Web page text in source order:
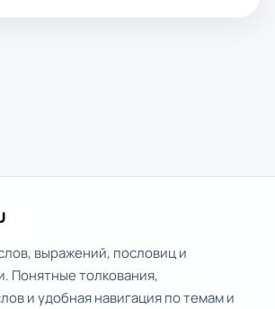
выражений, пословиц и
Понятные толкования,
и удобная навигация по темам и